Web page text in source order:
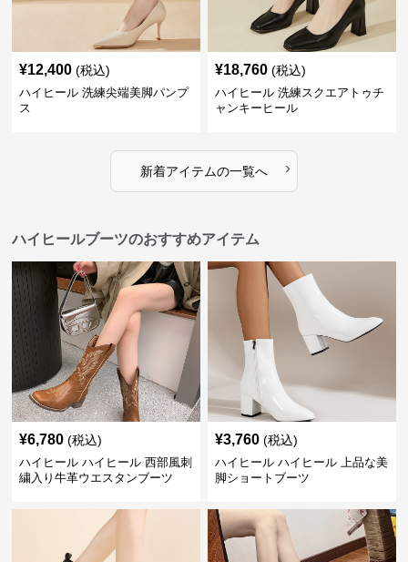
¥12,400 (税込)
ハイヒール 洗練尖端美脚パンプ
ス
¥18,760 (税込)
ハイヒール 洗練スクエアトゥチ
ャンキーヒール
新着アイテムの一覧へ ›
ハイヒールブーツのおすすめアイテム
¥6,780 (税込)
ハイヒール ハイヒール 西部風刺
繍入り牛革ウエスタンブーツ
¥3,760 (税込)
ハイヒール ハイヒール 上品な美
脚ショートブーツ